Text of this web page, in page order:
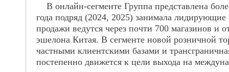
В онлайн-сегменте Группа представлена
года подряд (2024, 2025) занимала
продажи ведутся через почти 700 магазинов и
эшелона Китая. В сегменте новой розничной
частными клиентскими базами и
постепенно движется к цели выхода на